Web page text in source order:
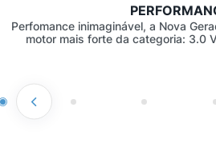
Perfomance inimaginável, a Nova
motor mais forte da categoria: 3.0